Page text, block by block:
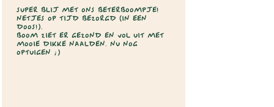
SUPER BLIJ MET ONS BETERBOOMPJE!
NETJES OP TIJD BEZORGD (IN EEN
DOOS!).
BOOM ZIET ER GEZOND EN VOL UIT MET
MOOIE DIKKE NAALDEN. NU NOG
OPTUIGEN ;)